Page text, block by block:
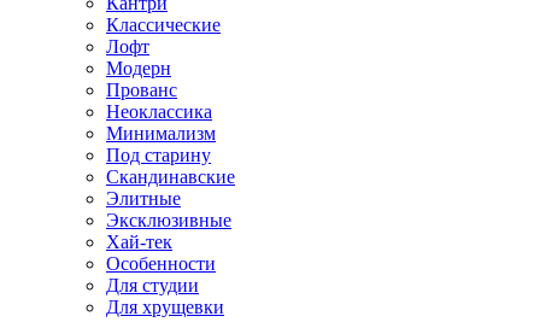
Классические
Лофт
Модерн
Прованс
Неоклассика
Минимализм
Под старину
Скандинавские
Элитные
Эксклюзивные
Хай-тек
Особенности
Для студии
Для хрущевки